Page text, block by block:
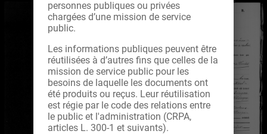
personnes publiques ou privées
chargées d’une mission de service
public.
Les informations publiques peuvent être
réutilisées à d’autres fins que celles de la
mission de service public pour les
besoins de laquelle les documents ont
été produits ou reçus. Leur réutilisation
est régie par le code des relations entre
le public et l'administration (CRPA,
articles L. 300-1 et suivants).